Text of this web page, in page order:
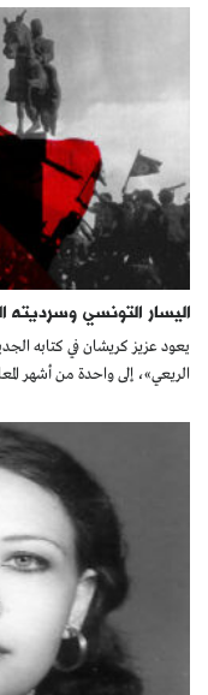
اليسار التونسي وسرديته
يعود عزيز كريشان في كتابه
الريعي»، إلى واحدة من أشهر